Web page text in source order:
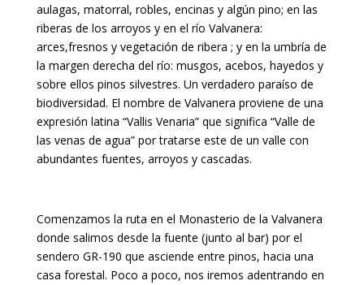
aulagas, matorral, robles, encinas y algún pino; en las
riberas de los arroyos y en el río Valvanera:
arces,fresnos y vegetación de ribera ; y en la umbría de
la margen derecha del río: musgos, acebos, hayedos y
sobre ellos pinos silvestres. Un verdadero paraíso de
biodiversidad. El nombre de Valvanera proviene de una
expresión latina “Vallis Venaria” que significa “Valle de
las venas de agua” por tratarse este de un valle con
abundantes fuentes, arroyos y cascadas.
Comenzamos la ruta en el Monasterio de la Valvanera
donde salimos desde la fuente (junto al bar) por el
sendero GR-190 que asciende entre pinos, hacia una
casa forestal. Poco a poco, nos iremos adentrando en